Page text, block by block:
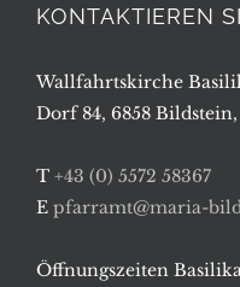
KONTAKTIEREN
Wallfahrtskirche
Dorf 84, 6858
T +43 (0) 5572 58367
E pfarramt@maria-
Öffnungszeiten